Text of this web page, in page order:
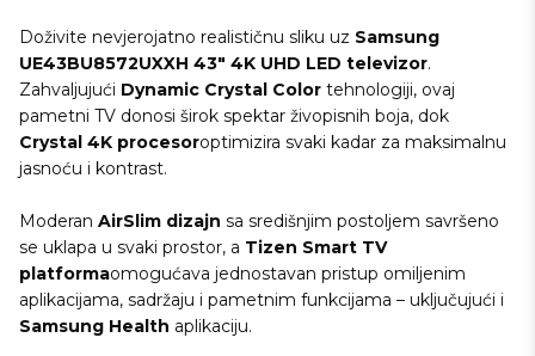
Doživite nevjerojatno realističnu sliku uz Samsung
UE43BU8572UXXH 43" 4K UHD LED televizor.
Zahvaljujući Dynamic Crystal Color tehnologiji, ovaj
pametni TV donosi širok spektar živopisnih boja, dok
Crystal 4K procesoroptimizira svaki kadar za maksimalnu
jasnoću i kontrast.
Moderan AirSlim dizajn sa središnjim postoljem savršeno
se uklapa u svaki prostor, a Tizen Smart TV
platformaomogućava jednostavan pristup omiljenim
aplikacijama, sadržaju i pametnim funkcijama – uključujući i
Samsung Health aplikaciju.